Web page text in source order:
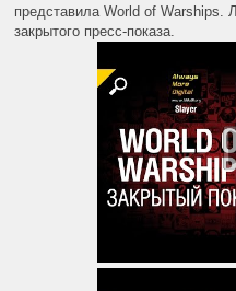
представила World of
закрытого пресс-показа.